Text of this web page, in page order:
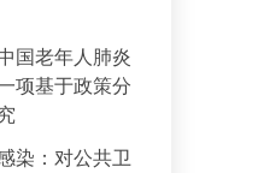
国老年人肺炎
项基于政策分
染：对公共卫